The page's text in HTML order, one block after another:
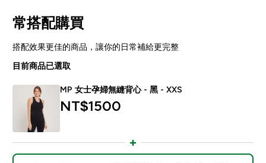
常搭配購買
搭配效果更佳的商品，讓你的日常補給更完整
目前商品已選取
MP 女士孕婦無縫背心 - 黑 - XXS
NT$1500‎